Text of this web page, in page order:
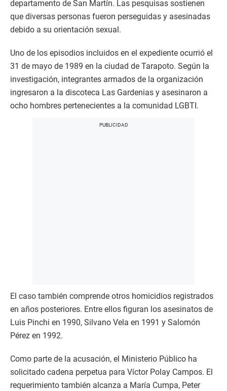
departamento de San Martín. Las pesquisas sostienen
que diversas personas fueron perseguidas y asesinadas
debido a su orientación sexual.
Uno de los episodios incluidos en el expediente ocurrió el
31 de mayo de 1989 en la ciudad de Tarapoto. Según la
investigación, integrantes armados de la organización
ingresaron a la discoteca Las Gardenias y asesinaron a
ocho hombres pertenecientes a la comunidad LGBTI.
El caso también comprende otros homicidios registrados
en años posteriores. Entre ellos figuran los asesinatos de
Luis Pinchi en 1990, Silvano Vela en 1991 y Salomón
Pérez en 1992.
Como parte de la acusación, el Ministerio Público ha
solicitado cadena perpetua para Víctor Polay Campos. El
requerimiento también alcanza a María Cumpa, Peter